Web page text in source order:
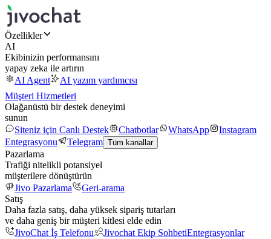
Özellikler
AI
Ekibinizin performansını
yapay zeka ile artırın
AI Agent
AI yazım yardımcısı
Müşteri Hizmetleri
Olağanüstü bir destek deneyimi
sunun
Siteniz için Canlı Destek
Chatbotlar WhatsApp
Instagram
Entegrasyonu
Telegram Tüm kanallar
Pazarlama
Trafiği nitelikli potansiyel
müşterilere dönüştürün
Jivo Pazarlama
Geri-arama
Satış
Daha fazla satış, daha yüksek sipariş tutarları
ve daha geniş bir müşteri kitlesi elde edin
JivoChat İş Telefonu
Jivochat Ekip SohbetiEntegrasyonlar